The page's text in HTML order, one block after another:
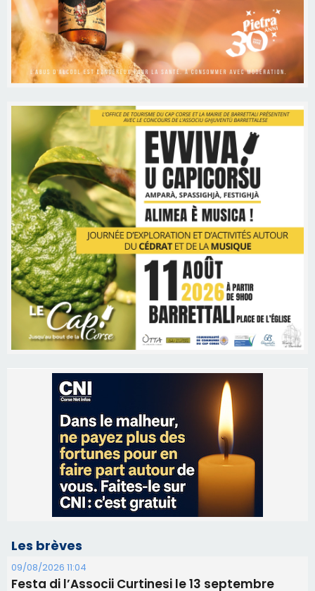
Les brèves
09/08/2026 11:04
Festa di l’Associi Curtinesi le 13 septembre
06/08/2026 15:57
Ucciani – Marché des producteurs à Cruculi le
06/08/2026 15:25
Corte – L’association A Nuciola organise une
projection sous les étoiles